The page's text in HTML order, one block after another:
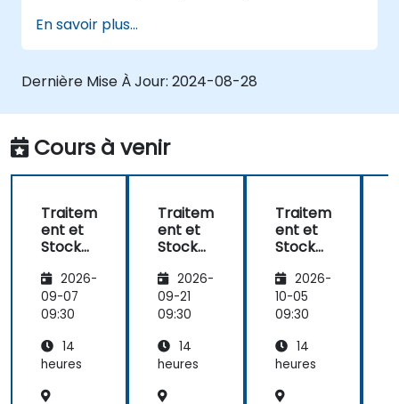
les connexions et la surveillance des
clusters.
Développer des applications et les
En savoir plus...
Dernière Mise À Jour: 2024-08-28
Cours à venir
Traitem
ent et
Stocka
Donnée
s
Distribu
Hazelca
st
2026-
09-07
09:30
14
heures
Traitem
ent et
Stocka
Donnée
s
Distribu
Hazelca
st
2026-
09-21
09:30
14
heures
Traitem
ent et
Stocka
Donnée
s
Distribu
Hazelca
st
2026-
10-05
09:30
14
heures